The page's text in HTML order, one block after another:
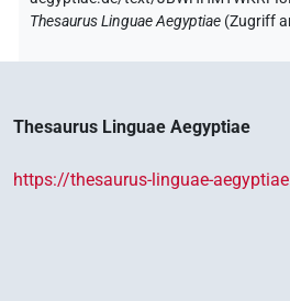
Thesaurus Linguae Aegyptiae (Zugriff
Thesaurus Linguae Aegyptiae
https://thesaurus-linguae-